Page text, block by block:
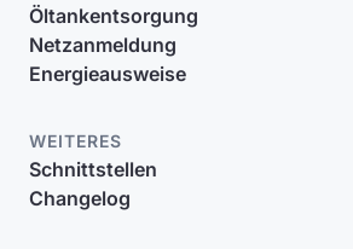
Öltankentsorgung
Netzanmeldung
Energieausweise
WEITERES
Schnittstellen
Changelog